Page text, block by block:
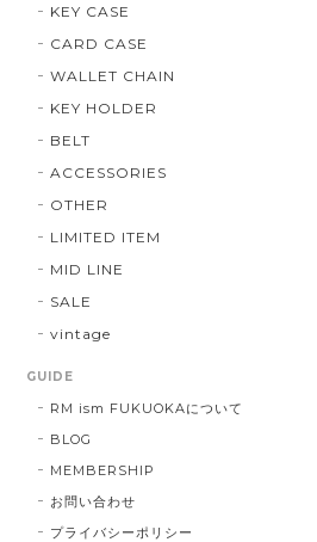
KEY CASE
CARD CASE
WALLET CHAIN
KEY HOLDER
BELT
ACCESSORIES
OTHER
LIMITED ITEM
MID LINE
SALE
vintage
GUIDE
RM ism FUKUOKAについて
BLOG
MEMBERSHIP
お問い合わせ
プライバシーポリシー